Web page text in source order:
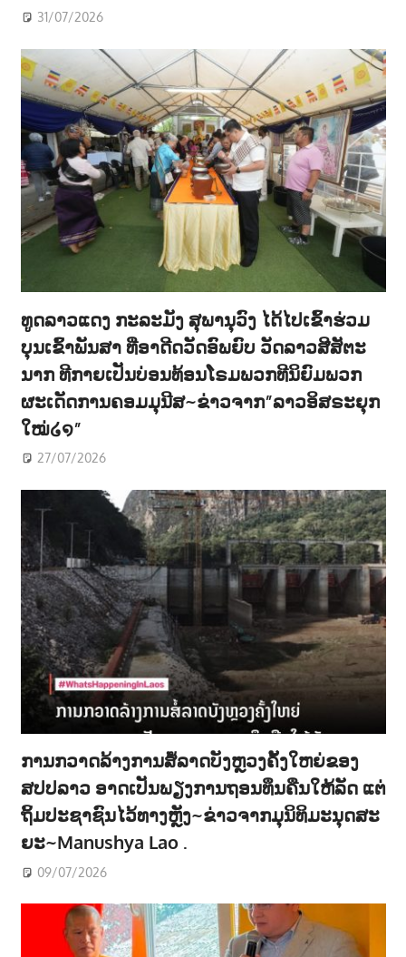
31/07/2026
ທູດລາວແດງ ກະລະມັງ ສຸພານຸວົງ ໄດ້ໄປເຂົ້າຮ່ວມ
ບຸນເຂົ້າພັນສາ ທີ່ອາດີດວັດອົພຍົບ ວັດລາວສີສັຕະ
ນາກ ທີກາຍເປັນບ່ອນທ້ອນໂຣມພວກທີນິຍົມພວກ
ຜະເດັດການຄອມມຸນີສ~ຂ່າວຈາກ”ລາວອິສຣະຍຸກ
ໃໝ່໒໑”
27/07/2026
ການກວາດລ້າງການສໍ້ລາດບັງຫຼວງຄັ້ງໃຫຍ່ຂອງ
ສປປລາວ ອາດເປັນພຽງການຖອນທຶນຄືນໃຫ້ລັດ ແຕ່
ຖິ້ມປະຊາຊົນໄວ້ທາງຫຼັງ~ຂ່າວຈາກມຸນິທິມະນຸດສະ
ຍະ~Manushya Lao .
09/07/2026